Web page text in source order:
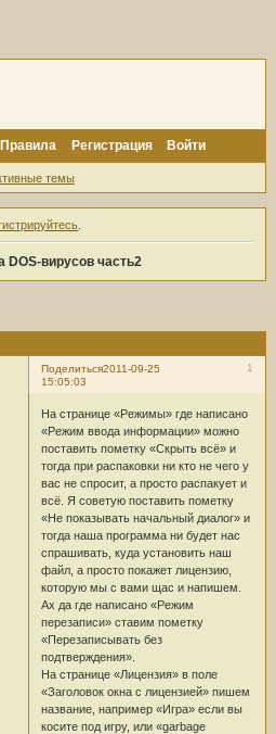
Правила Регистрация Войти
темы
DOS-вирусов часть2
Поделиться 1
2011-09-25
15:05:03
На странице «Режимы» где написано
«Режим ввода информации» можно
поставить пометку «Скрыть всё» и
тогда при распаковки ни кто не чего у
вас не спросит, а просто распакует и
всё. Я советую поставить пометку
«Не показывать начальный диалог» и
тогда наша программа ни будет нас
спрашивать, куда установить наш
файл, а просто покажет лицензию,
которую мы с вами щас и напишем.
Ах да где написано «Режим
перезаписи» ставим пометку
«Перезаписывать без
подтверждения».
На странице «Лицензия» в поле
«Заголовок окна с лицензией» пишем
название, например «Игра» если вы
косите под игру, или «garbage